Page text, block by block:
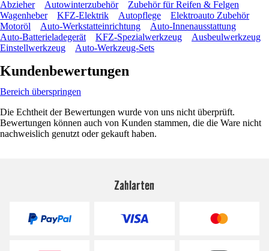
Abzieher Autowinterzubehör
Zubehör für Reifen & Felgen
Wagenheber
KFZ-Elektrik Autopflege
Elektroauto Zubehör
Motoröl
Auto-Werkstatteinrichtung
Auto-Innenausstattung
Auto-Batterieladegerät
KFZ-Spezialwerkzeug
Ausbeulwerkzeug
Einstellwerkzeug
Auto-Werkzeug-Sets
Kundenbewertungen
Bereich überspringen
Die Echtheit der Bewertungen wurde von uns nicht überprüft.
Bewertungen können auch von Kunden stammen, die die Ware nicht
nachweislich genutzt oder gekauft haben.
Zahlarten